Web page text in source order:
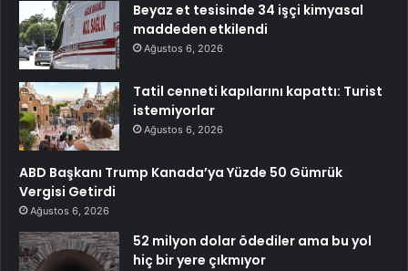
Beyaz et tesisinde 34 işçi kimyasal
maddeden etkilendi
Ağustos 6, 2026
Tatil cenneti kapılarını kapattı: Turist
istemiyorlar
Ağustos 6, 2026
ABD Başkanı Trump Kanada’ya Yüzde 50 Gümrük
Vergisi Getirdi
Ağustos 6, 2026
52 milyon dolar ödediler ama bu yol
hiç bir yere çıkmıyor